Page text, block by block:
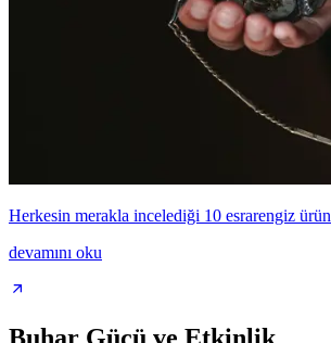
Herkesin merakla incelediği 10 esrarengiz ürün
devamını oku